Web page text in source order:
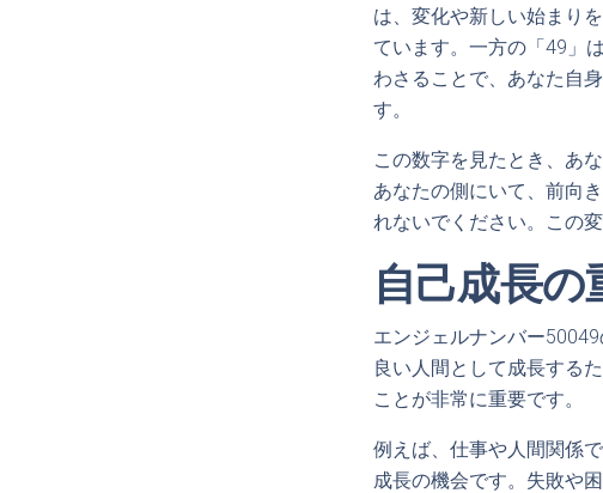
は、変化や新しい始まり
ています。一方の「49」
わさることで、あなた自
す。
この数字を見たとき、あ
あなたの側にいて、前向
れないでください。この
自己成長の
エンジェルナンバー
良い人間として成長する
ことが非常に重要です。
例えば、仕事や人間関係
成長の機会です。失敗や